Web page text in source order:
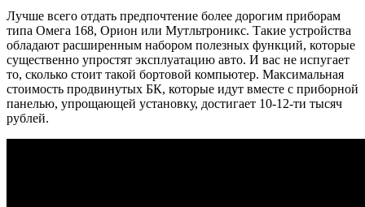
Лучше всего отдать предпочтение более дорогим приборам
типа Омега 168, Орион или Мутльтроникс. Такие устройства
обладают расширенным набором полезных функций, которые
существенно упростят эксплуатацию авто. И вас не испугает
то, сколько стоит такой бортовой компьютер. Максимальная
стоимость продвинутых БК, которые идут вместе с приборной
панелью, упрощающей установку, достигает 10-12-ти тысяч
рублей.